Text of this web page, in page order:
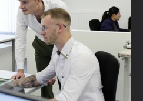
d'ingénierie Concreet